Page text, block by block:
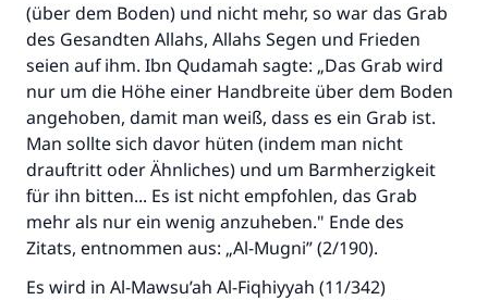
(über dem Boden) und nicht mehr, so war das Grab
des Gesandten Allahs, Allahs Segen und Frieden
seien auf ihm. Ibn Qudamah sagte: „Das Grab wird
nur um die Höhe einer Handbreite über dem Boden
angehoben, damit man weiß, dass es ein Grab ist.
Man sollte sich davor hüten (indem man nicht
drauftritt oder Ähnliches) und um Barmherzigkeit
für ihn bitten... Es ist nicht empfohlen, das Grab
mehr als nur ein wenig anzuheben." Ende des
Zitats, entnommen aus: „Al-Mugni” (2/190).
Es wird in Al-Mawsu’ah Al-Fiqhiyyah (11/342)